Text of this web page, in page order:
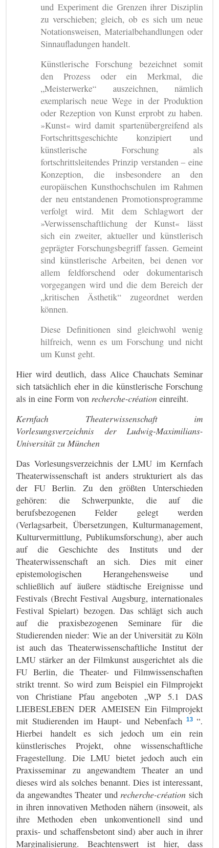
und Experiment die Grenzen ihrer Disziplin
zu verschieben; gleich, ob es sich um neue
Notationsweisen, Materialbehandlungen oder
Sinnaufladungen handelt.
Künstlerische Forschung bezeichnet somit
den Prozess oder ein Merkmal, die
„Meisterwerke“ auszeichnen, nämlich
exemplarisch neue Wege in der Produktion
oder Rezeption von Kunst erprobt zu haben.
»Kunst« wird damit spartenübergreifend als
Fortschrittsgeschichte konzipiert und
künstlerische Forschung als
fortschrittsleitendes Prinzip verstanden – eine
Konzeption, die insbesondere an den
europäischen Kunsthochschulen im Rahmen
der neu entstandenen Promotionsprogramme
verfolgt wird. Mit dem Schlagwort der
»Verwissenschaftlichung der Kunst« lässt
sich ein zweiter, aktueller und künstlerisch
geprägter Forschungsbegriff fassen. Gemeint
sind künstlerische Arbeiten, bei denen vor
allem feldforschend oder dokumentarisch
vorgegangen wird und die dem Bereich der
„kritischen Ästhetik“ zugeordnet werden
können.
Diese Definitionen sind gleichwohl wenig
hilfreich, wenn es um Forschung und nicht
um Kunst geht.
Hier wird deutlich, dass Alice Chauchats Seminar
sich tatsächlich eher in die künstlerische Forschung
als in eine Form von recherche-création einreiht.
Kernfach Theaterwissenschaft im
Vorlesungsverzeichnis der Ludwig-Maximilians-
Universität zu München
Das Vorlesungsverzeichnis der LMU im Kernfach
Theaterwissenschaft ist anders strukturiert als das
der FU Berlin. Zu den größten Unterschieden
gehören: die Schwerpunkte, die auf die
berufsbezogenen Felder gelegt werden
(Verlagsarbeit, Übersetzungen, Kulturmanagement,
Kulturvermittlung, Publikumsforschung), aber auch
auf die Geschichte des Instituts und der
Theaterwissenschaft an sich. Dies mit einer
epistemologischen Herangehensweise und
schließlich auf äußere städtische Ereignisse und
Festivals (Brecht Festival Augsburg, internationales
Festival Spielart) bezogen. Das schlägt sich auch
auf die praxisbezogenen Seminare für die
Studierenden nieder: Wie an der Universität zu Köln
ist auch das Theaterwissenschaftliche Institut der
LMU stärker an der Filmkunst ausgerichtet als die
FU Berlin, die Theater- und Filmwissenschaften
strikt trennt. So wird zum Beispiel ein Filmprojekt
von Christiane Pfau angeboten „WP 5.1 DAS
LIEBESLEBEN DER AMEISEN Ein Filmprojekt
mit Studierenden im Haupt- und Nebenfach 13“.
Hierbei handelt es sich jedoch um ein rein
künstlerisches Projekt, ohne wissenschaftliche
Fragestellung. Die LMU bietet jedoch auch ein
Praxisseminar zu angewandtem Theater an und
dieses wird als solches benannt. Dies ist interessant,
da angewandtes Theater und recherche-création sich
in ihren innovativen Methoden nähern (insoweit, als
ihre Methoden eben unkonventionell sind und
praxis- und schaffensbetont sind) aber auch in ihrer
Marginalisierung. Beachtenswert ist hier, dass